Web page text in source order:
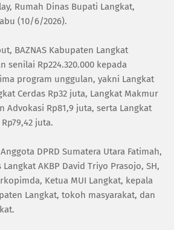
Rumah Dinas Bupati Langkat,
(10/6/2026).
BAZNAS Kabupaten Langkat
senilai Rp224.320.000 kepada
program unggulan, yakni Langkat
Cerdas Rp32 juta, Langkat Makmur
Advokasi Rp81,9 juta, serta Langkat
juta.
DPRD Sumatera Utara Fatimah,
AKBP David Triyo Prasojo, SH,
Ketua MUI Langkat, kepala
Langkat, tokoh masyarakat, dan